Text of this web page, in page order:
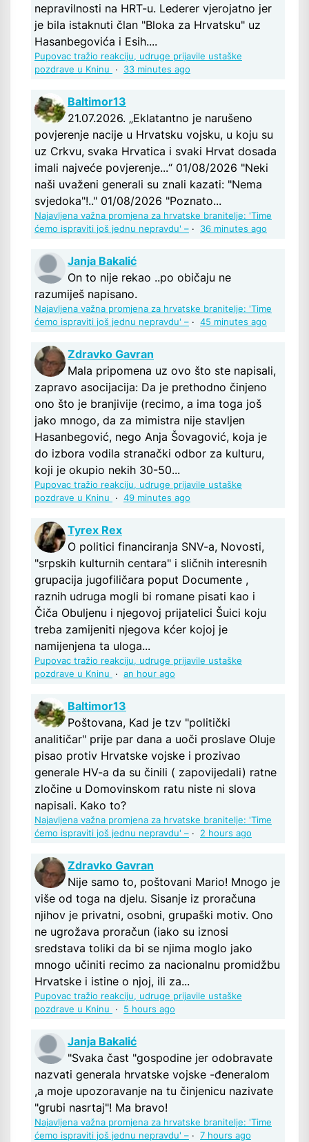
nepravilnosti na HRT-u. Lederer vjerojatno jer
je bila istaknuti član "Bloka za Hrvatsku" uz
Hasanbegovića i Esih....
Pupovac tražio reakciju, udruge prijavile ustaške
pozdrave u Kninu
· 33 minutes ago
Baltimor13
21.07.2026. „Eklatantno je narušeno
povjerenje nacije u Hrvatsku vojsku, u koju su
uz Crkvu, svaka Hrvatica i svaki Hrvat dosada
imali najveće povjerenje...“ 01/08/2026 "Neki
naši uvaženi generali su znali kazati: "Nema
svjedoka"!.." 01/08/2026 "Poznato...
Najavljena važna promjena za hrvatske branitelje: 'Time
ćemo ispraviti još jednu nepravdu' – · 36 minutes ago
Janja Bakalić
On to nije rekao ..po običaju ne
razumiješ napisano.
Najavljena važna promjena za hrvatske branitelje: 'Time
ćemo ispraviti još jednu nepravdu' – · 45 minutes ago
Zdravko Gavran
Mala pripomena uz ovo što ste napisali,
zapravo asocijacija: Da je prethodno činjeno
ono što je branjivije (recimo, a ima toga još
jako mnogo, da za mimistra nije stavljen
Hasanbegović, nego Anja Šovagović, koja je
do izbora vodila stranački odbor za kulturu,
koji je okupio nekih 30-50...
Pupovac tražio reakciju, udruge prijavile ustaške
pozdrave u Kninu
· 49 minutes ago
Tyrex Rex
O politici financiranja SNV-a, Novosti,
"srpskih kulturnih centara" i sličnih interesnih
grupacija jugofiličara poput Documente ,
raznih udruga mogli bi romane pisati kao i
Čiča Obuljenu i njegovoj prijatelici Šuici koju
treba zamijeniti njegova kćer kojoj je
namijenjena ta uloga...
Pupovac tražio reakciju, udruge prijavile ustaške
pozdrave u Kninu
· an hour ago
Baltimor13
Poštovana, Kad je tzv "politički
analitičar" prije par dana a uoči proslave Oluje
pisao protiv Hrvatske vojske i prozivao
generale HV-a da su činili ( zapovijedali) ratne
zločine u Domovinskom ratu niste ni slova
napisali. Kako to?
Najavljena važna promjena za hrvatske branitelje: 'Time
ćemo ispraviti još jednu nepravdu' – · 2 hours ago
Zdravko Gavran
Nije samo to, poštovani Mario! Mnogo je
više od toga na djelu. Sisanje iz proračuna
njihov je privatni, osobni, grupaški motiv. Ono
ne ugrožava proračun (iako su iznosi
sredstava toliki da bi se njima moglo jako
mnogo učiniti recimo za nacionalnu promidžbu
Hrvatske i istine o njoj, ili za...
Pupovac tražio reakciju, udruge prijavile ustaške
pozdrave u Kninu
· 5 hours ago
Janja Bakalić
"Svaka čast "gospodine jer odobravate
nazvati generala hrvatske vojske -đeneralom
,a moje upozoravanje na tu činjenicu nazivate
"grubi nasrtaj"! Ma bravo!
Najavljena važna promjena za hrvatske branitelje: 'Time
ćemo ispraviti još jednu nepravdu' – · 7 hours ago